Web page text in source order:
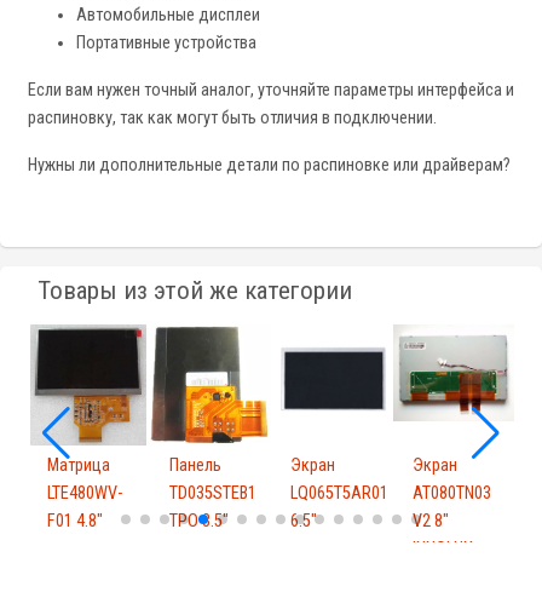
Автомобильные дисплеи
Портативные устройства
Если вам нужен точный аналог, уточняйте параметры интерфейса и
распиновку, так как могут быть отличия в подключении.
Нужны ли дополнительные детали по распиновке или драйверам?
Товары из этой же категории
Матрица
LTE480WV-
F01 4.8"
Панель
TD035STEB1
TPO 3.5"
Экран
LQ065T5AR01
6.5"
Экран
AT080TN03
V2 8"
INNOLUX